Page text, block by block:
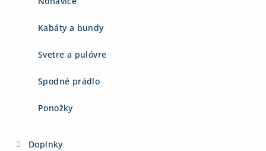
Kabáty a bundy
Svetre a pulóvre
Spodné prádlo
Ponožky
Doplnky